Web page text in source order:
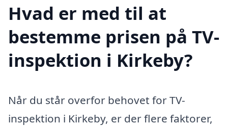
Hvad er med til at
bestemme prisen på TV-
inspektion i Kirkeby?
Når du står overfor behovet for TV-
inspektion i Kirkeby, er der flere faktorer,